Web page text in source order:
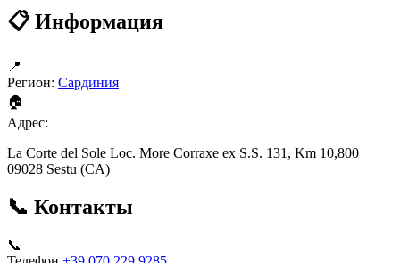
📋 Информация
📍
Регион: Сардиния
🏠
Адрес:
La Corte del Sole Loc. More Corraxe ex S.S. 131, Km 10,800
09028 Sestu (CA)
📞 Контакты
📞